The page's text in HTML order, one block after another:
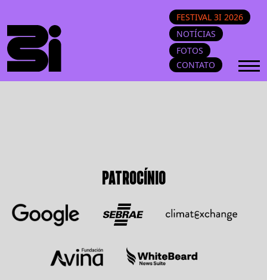
FESTIVAL 3I 2026
NOTÍCIAS
FOTOS
CONTATO
PATROCÍNIO